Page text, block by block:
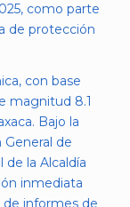
como parte
de protección
con base
magnitud 8.1
Bajo la
General de
de la Alcaldía
inmediata
de informes de